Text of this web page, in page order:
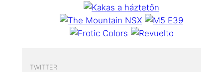
TWITTER